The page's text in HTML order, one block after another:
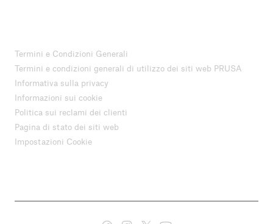
Termini e Condizioni Generali
Termini e condizioni generali di utilizzo dei siti web PRUSA
Informativa sulla privacy
Informazioni sui cookie
Politica sui reclami dei clienti
Pagina di stato dei siti web
Impostazioni Cookie